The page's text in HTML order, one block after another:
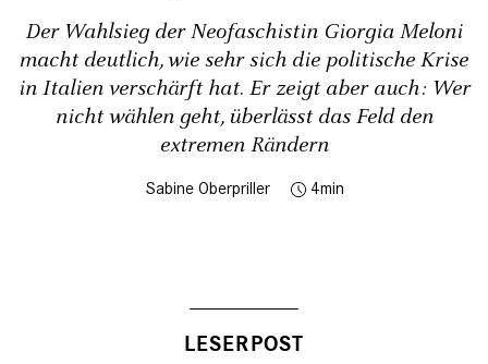
Der Wahlsieg der Neofaschistin Giorgia Meloni
macht deutlich, wie sehr sich die politische Krise
in Italien verschärft hat. Er zeigt aber auch: Wer
nicht wählen geht, überlässt das Feld den
extremen Rändern
Sabine Oberpriller 4